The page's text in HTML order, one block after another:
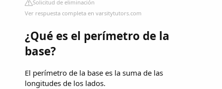
Solicitud de eliminación
Ver respuesta completa en varsitytutors.com
¿Qué es el perímetro de la
base?
El perímetro de la base es la suma de las
longitudes de los lados.